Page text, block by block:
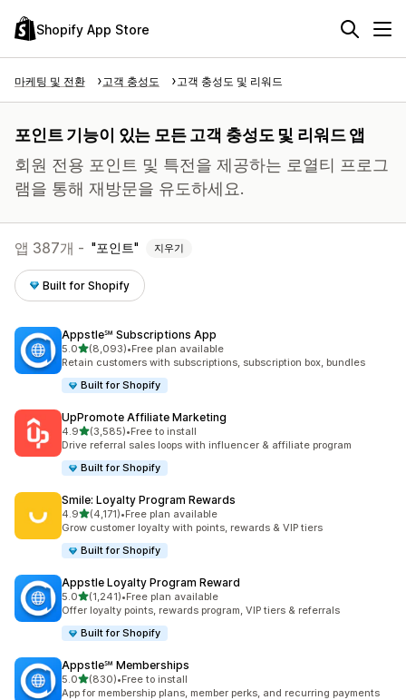
Shopify App Store
마케팅 및 전환 고객 충성도 고객 충성도 및 리워드
포인트 기능이 있는 모든 고객 충성도 및 리워드 앱
회원 전용 포인트 및 특전을 제공하는 로열티 프로그
램을 통해 재방문을 유도하세요.
앱 387개 - 포인트 지우기
Built for Shopify
Appstle℠ Subscriptions App
5.0별 5개 중
(8,093)
총 리뷰 8093개
•Free plan available
Retain customers with subscriptions, subscription box, bundles
Built for Shopify
UpPromote Affiliate Marketing
4.9별 5개 중
(3,585)
총 리뷰 3585개
•Free to install
Drive referral sales loops with influencer & affiliate program
Built for Shopify
Smile: Loyalty Program Rewards
4.9별 5개 중
(4,171)
총 리뷰 4171개
•Free plan available
Grow customer loyalty with points, rewards & VIP tiers
Built for Shopify
Appstle Loyalty Program Reward
5.0별 5개 중
(1,241)
총 리뷰 1241개
•Free plan available
Offer loyalty points, rewards program, VIP tiers & referrals
Built for Shopify
Appstle℠ Memberships
5.0별 5개 중
(830)
총 리뷰 830개
•Free to install
App for membership plans, member perks, and recurring payments